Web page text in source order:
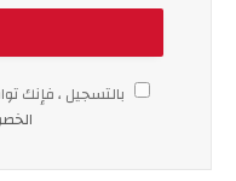
بالتسجيل ، فإنك